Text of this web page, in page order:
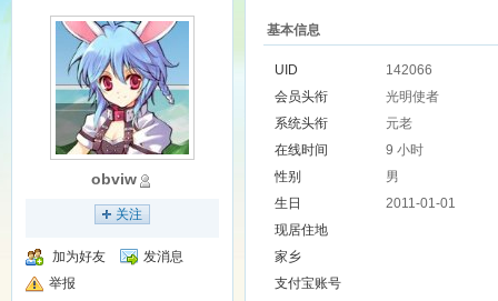
obviw
关注
加为好友
发消息
举报
基本信息
UID
142066
会员头衔
光明使者
系统头衔
元老
在线时间
9 小时
性别
男
生日
2011-01-01
现居住地
家乡
支付宝账号